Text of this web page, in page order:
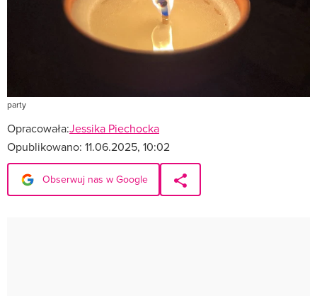
party
Opracowała:Jessika Piechocka
Opublikowano: 11.06.2025, 10:02
Obserwuj nas w Google